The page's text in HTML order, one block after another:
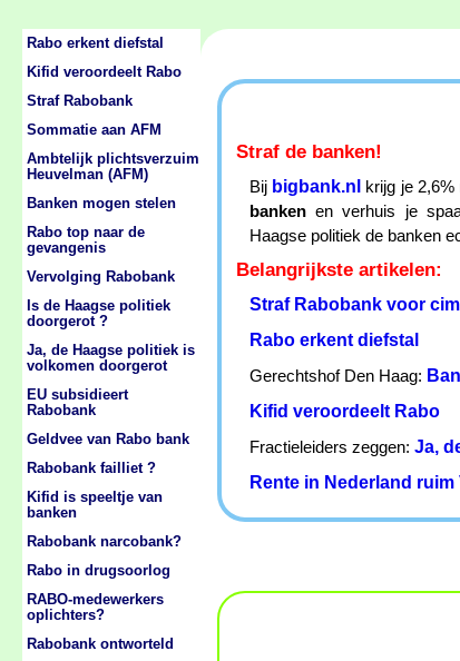
Straf de banken!
Bij bigbank.nl krijg je
banken en verhuis je
Haagse politiek de banken
Belangrijkste artikelen:
Straf Rabobank voor
Rabo erkent diefstal
Gerechtshof Den Haag:
Kifid veroordeelt Rabo
Fractieleiders zeggen: Ja,
Rente in Nederland
Rabo erkent diefstal
Kifid veroordeelt Rabo
Straf Rabobank
Sommatie aan AFM
Ambtelijk plichtsverzuim
Heuvelman (AFM)
Banken mogen stelen
Rabo top naar de
gevangenis
Vervolging Rabobank
Is de Haagse politiek
doorgerot ?
Ja, de Haagse politiek is
volkomen doorgerot
EU subsidieert
Rabobank
Geldvee van Rabo bank
Rabobank failliet ?
Kifid is speeltje van
banken
Rabobank narcobank?
Rabo in drugsoorlog
RABO-medewerkers
oplichters?
Rabobank ontworteld